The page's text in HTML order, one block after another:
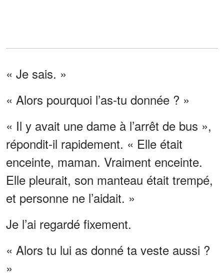
« Je sais. »
« Alors pourquoi l’as-tu donnée ? »
« Il y avait une dame à l’arrêt de bus »,
répondit-il rapidement. « Elle était
enceinte, maman. Vraiment enceinte.
Elle pleurait, son manteau était trempé,
et personne ne l’aidait. »
Je l’ai regardé fixement.
« Alors tu lui as donné ta veste aussi ?
»